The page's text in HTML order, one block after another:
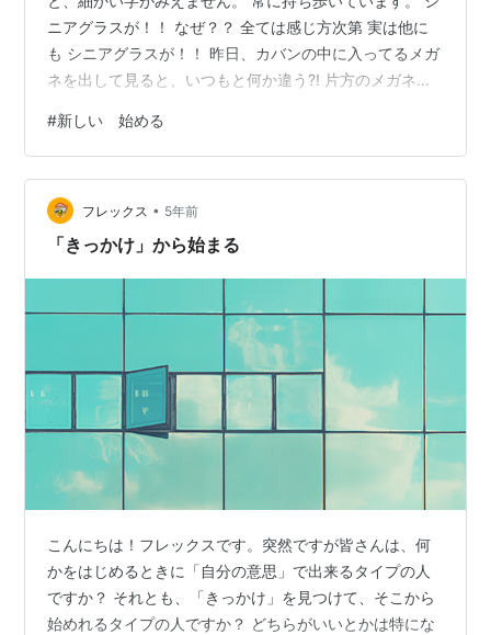
ニアグラスが！！ なぜ？？ 全ては感じ方次第 実は他に
も シニアグラスが！！ 昨日、カバンの中に入ってるメガ
ネを出して見ると、いつもと何か違う?! 片方のメガネの
たら…。 割れたレンズ、見つけました・・・(＞_＜) しか
もフレームは全く壊れてなく、レンズだけ割れていまし
た。 なぜ？？ 誰かが踏んで壊れてたのかなぁ？？ でも
自分が悪い。 使用頻度が高いので、メガネケースにも入
れずにそのままカバンに入れる癖があるんです。 せっか
#新しい 始める
フレックス • 5年前
「きっかけ」から始まる
こんにちは！フレックスです。突然ですが皆さんは、何
かをはじめるときに「自分の意思」で出来るタイプの人
ですか？ それとも、「きっかけ」を見つけて、そこから
始めれるタイプの人ですか？ どちらがいいとかは特にな